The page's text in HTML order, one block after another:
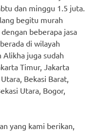
dan minggu 1.5 juta.
begitu murah
beberapa jasa
di wilayah
Alikha juga sudah
Timur, Jakarta
Bekasi Barat,
Utara, Bogor,
yang kami berikan,